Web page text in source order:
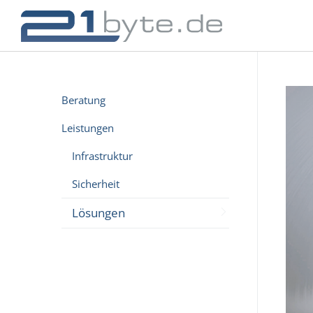
Beratung
Leistungen
Infrastruktur
Sicherheit
Lösungen